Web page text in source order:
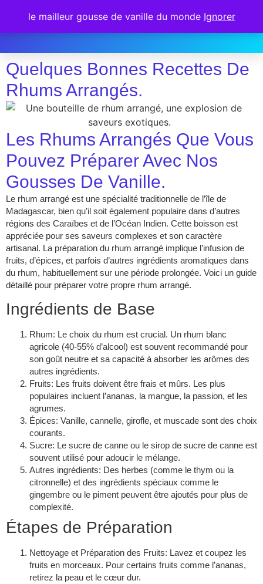
le mailleur gousse de vanille du monde Ignorer
Quelques Bonnes Recettes De
Rhums Arrangés.
Les Rhums Arrangés Que Vous
Pouvez Préparer Avec Nos
Gousses De Vanille.
Le rhum arrangé est une spécialité traditionnelle de l’île de
Madagascar, bien qu’il soit également populaire dans d’autres
régions des Caraïbes et de l’Océan Indien. Cette boisson est
appréciée pour ses saveurs complexes et son caractère
artisanal. La préparation du rhum arrangé implique l’infusion de
fruits, d’épices, et parfois d’autres ingrédients aromatiques dans
du rhum, habituellement sur une période prolongée. Voici un guide
détaillé pour préparer votre propre rhum arrangé.
Ingrédients de Base
Rhum: Le choix du rhum est crucial. Un rhum blanc
agricole (40-55% d’alcool) est souvent recommandé pour
son goût neutre et sa capacité à absorber les arômes des
autres ingrédients.
Fruits: Les fruits doivent être frais et mûrs. Les plus
populaires incluent l’ananas, la mangue, la passion, et les
agrumes.
Épices: Vanille, cannelle, girofle, et muscade sont des choix
courants.
Sucre: Le sucre de canne ou le sirop de sucre de canne est
souvent utilisé pour adoucir le mélange.
Autres ingrédients: Des herbes (comme le thym ou la
citronnelle) et des ingrédients spéciaux comme le
gingembre ou le piment peuvent être ajoutés pour plus de
complexité.
Étapes de Préparation
Nettoyage et Préparation des Fruits: Lavez et coupez les
fruits en morceaux. Pour certains fruits comme l’ananas,
retirez la peau et le cœur dur.